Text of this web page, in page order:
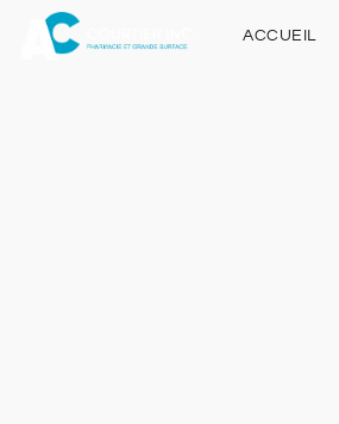
ACCUEIL